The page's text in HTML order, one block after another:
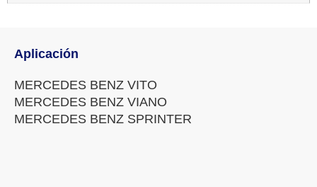
Aplicación
MERCEDES BENZ VITO
MERCEDES BENZ VIANO
MERCEDES BENZ SPRINTER